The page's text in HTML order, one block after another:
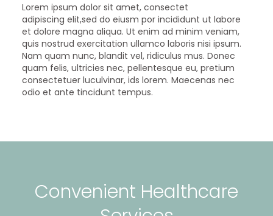
Lorem ipsum dolor sit amet, consectet
adipiscing elit,sed do eiusm por incididunt ut labore
et dolore magna aliqua. Ut enim ad minim veniam,
quis nostrud exercitation ullamco laboris nisi ipsum.
Nam quam nunc, blandit vel, ridiculus mus. Donec
quam felis, ultricies nec, pellentesque eu, pretium
consectetuer luculvinar, ids lorem. Maecenas nec
odio et ante tincidunt tempus.
Convenient Healthcare